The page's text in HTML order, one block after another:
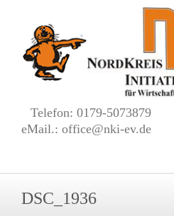
springen
Telefon: 0179-5073879
eMail.: office@nki-ev.de
DSC_1936